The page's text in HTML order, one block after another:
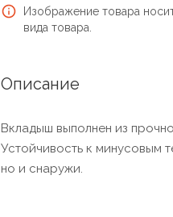
Изображение товара
вида товара.
Описание
Вкладыш выполнен из
Устойчивость к минусовым
но и снаружи.